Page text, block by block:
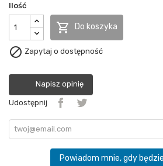
Ilość
 Do koszyka
 Zapytaj o dostępność
Napisz opinię
Udostępnij
Powiadom mnie, gdy